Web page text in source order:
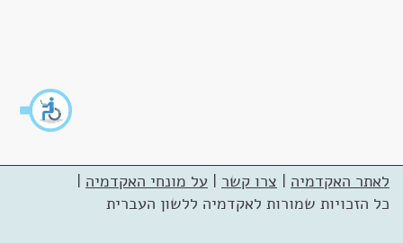
לאתר האקדמיה | צרו קשר | על מונחי האקדמיה |
כל הזכויות שמורות לאקדמיה ללשון העברית